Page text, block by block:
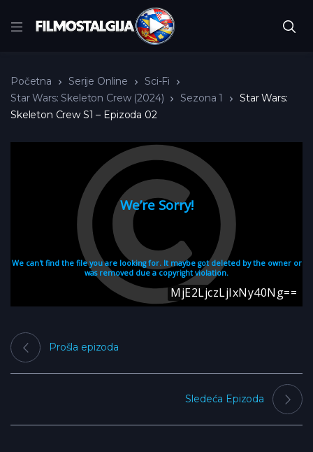
Početna Serije Online
Sci-Fi
Star Wars: Skeleton Crew (2024)
Sezona 1
Star Wars:
Skeleton Crew S1 – Epizoda 02
Prošla epizoda
Sledeća Epizoda